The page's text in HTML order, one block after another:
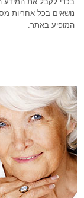
נושאים בכל אחריות
המופיע באתר.